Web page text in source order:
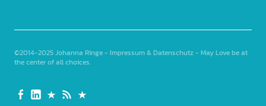
©2014-2025Johanna Ringe- Impressum & Datenschutz- May Love be at
the center of all choices